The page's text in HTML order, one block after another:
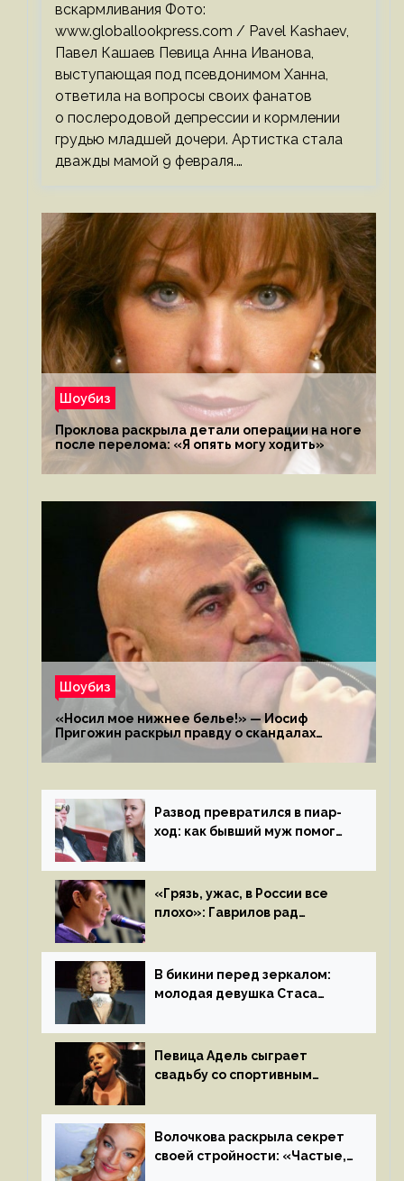
вскармливания Фото:
www.globallookpress.com / Pavel Kashaev,
Павел Кашаев Певица Анна Иванова,
выступающая под псевдонимом Ханна,
ответила на вопросы своих фанатов
о послеродовой депрессии и кормлении
грудью младшей дочери. Артистка стала
дважды мамой 9 февраля.…
Шоубиз
Проклова раскрыла детали операции на ноге
после перелома: «Я опять могу ходить»
Шоубиз
«Носил мое нижнее белье!» — Иосиф
Пригожин раскрыл правду о скандалах
с мужем своей экс-жены
Развод превратился в пиар-
ход: как бывший муж помог
«Грязь, ужас, в России все
плохо»: Гаврилов рад
иноагентов
В бикини перед зеркалом:
молодая девушка Стаса
на камеру
Певица Адель сыграет
свадьбу со спортивным
летом
Волочкова раскрыла секрет
своей стройности: «Частые,